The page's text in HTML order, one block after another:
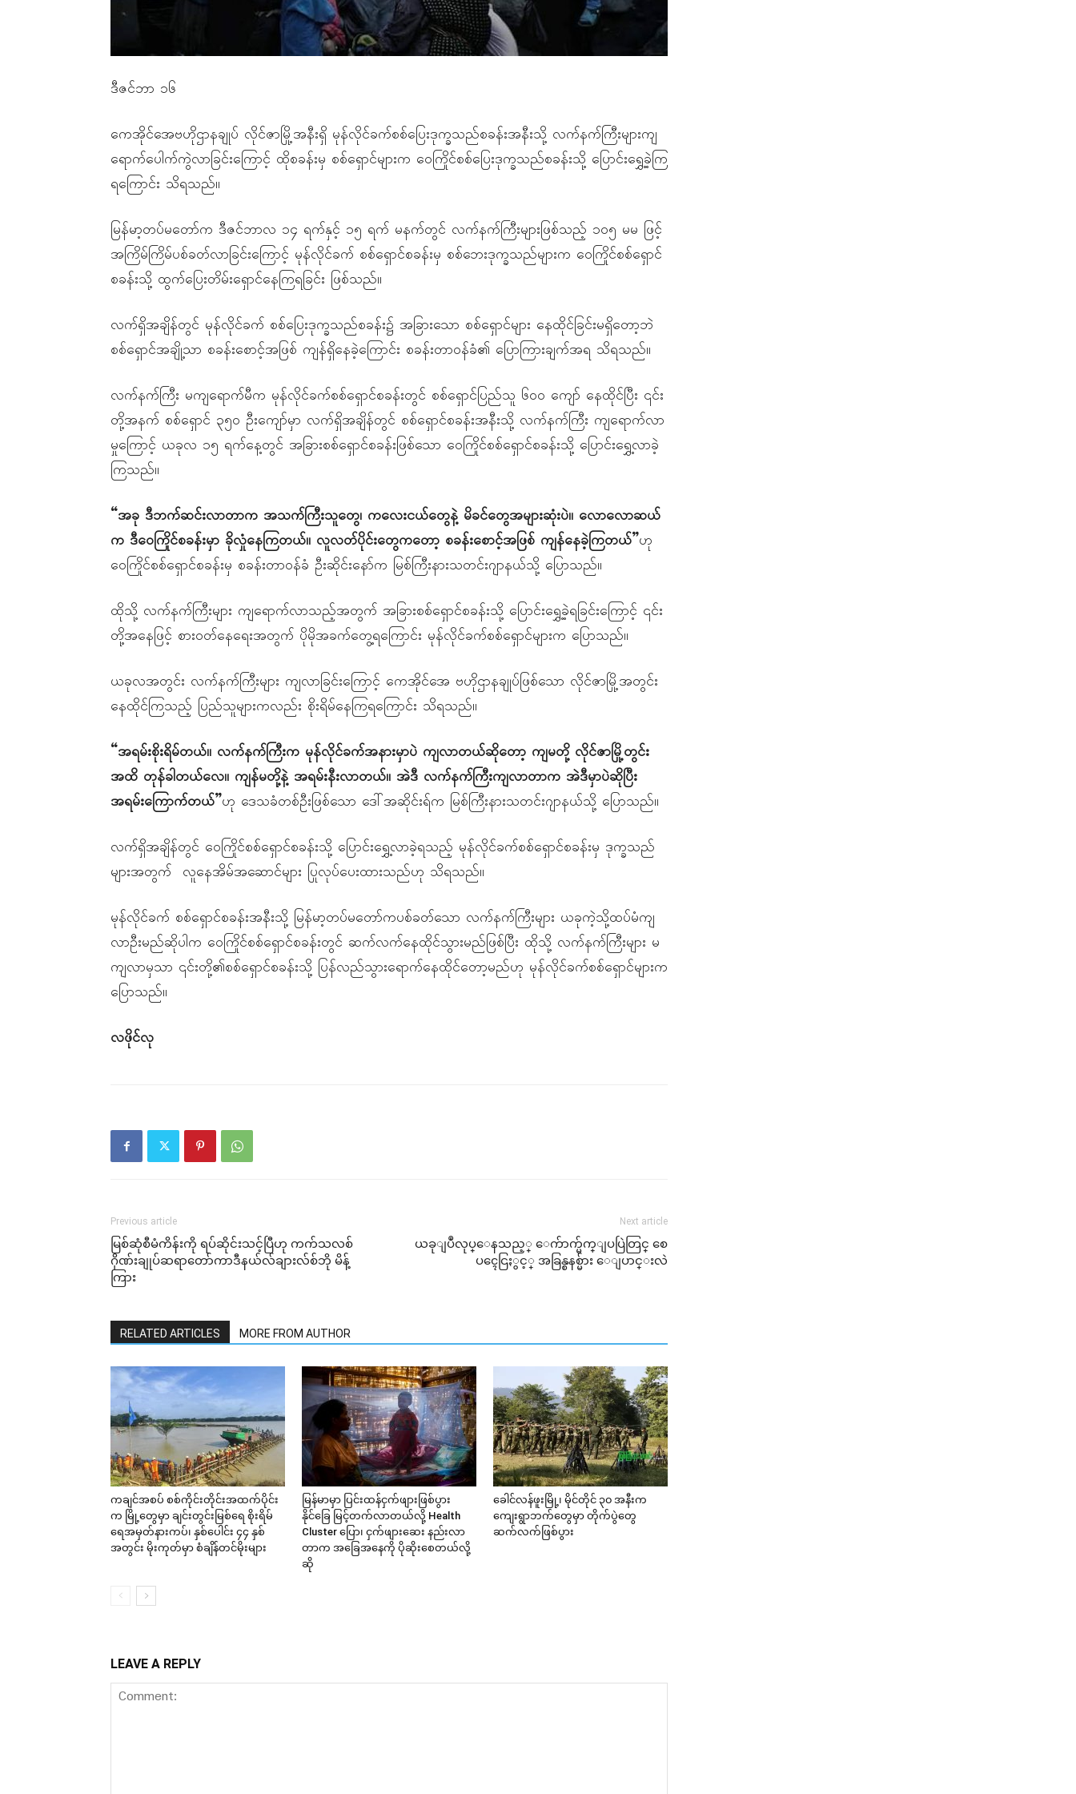
ဒီဇင်ဘာ ၁၆
ကေအိုင်အေဗဟိုဌာနချုပ် လိုင်ဇာမြို့အနီးရှိ မုန်လိုင်ခက်စစ်ပြေးဒုက္ခသည်စခန်းအနီးသို့ လက်နက်ကြီးများကျ
ရောက်ပေါက်ကွဲလာခြင်းကြောင့် ထိုစခန်းမှ စစ်ရှောင်များက ဝေကြိုင်စစ်ပြေးဒုက္ခသည်စခန်းသို့ ပြောင်းရွှေ့ခဲ့ကြ
ရကြောင်း သိရသည်။
မြန်မာ့တပ်မတော်က ဒီဇင်ဘာလ ၁၄ ရက်နှင့် ၁၅ ရက် မနက်တွင် လက်နက်ကြီးများဖြစ်သည့် ၁၀၅ မမ ဖြင့်
အကြိမ်ကြိမ်ပစ်ခတ်လာခြင်းကြောင့် မုန်လိုင်ခက် စစ်ရှောင်စခန်းမှ စစ်ဘေးဒုက္ခသည်များက ဝေကြိုင်စစ်ရှောင်
စခန်းသို့ ထွက်ပြေးတိမ်းရှောင်နေကြရခြင်း ဖြစ်သည်။
လက်ရှိအချိန်တွင် မုန်လိုင်ခက် စစ်ပြေးဒုက္ခသည်စခန်း၌ အခြားသော စစ်ရှောင်များ နေထိုင်ခြင်းမရှိတော့ဘဲ
စစ်ရှောင်အချို့သာ စခန်းစောင့်အဖြစ် ကျန်ရှိနေခဲ့ကြောင်း စခန်းတာဝန်ခံ၏ ပြောကြားချက်အရ သိရသည်။
လက်နက်ကြီး မကျရောက်မီက မုန်လိုင်ခက်စစ်ရှောင်စခန်းတွင် စစ်ရှောင်ပြည်သူ ၆၀၀ ကျော် နေထိုင်ပြီး ၎င်း
တို့အနက် စစ်ရှောင် ၃၅၀ ဦးကျော်မှာ လက်ရှိအချိန်တွင် စစ်ရှောင်စခန်းအနီးသို့ လက်နက်ကြီး ကျရောက်လာ
မှုကြောင့် ယခုလ ၁၅ ရက်နေ့တွင် အခြားစစ်ရှောင်စခန်းဖြစ်သော ဝေကြိုင်စစ်ရှောင်စခန်းသို့ ပြောင်းရွှေ့လာခဲ့
ကြသည်။
“အခု ဒီဘက်ဆင်းလာတာက အသက်ကြီးသူတွေ၊ ကလေးငယ်တွေနဲ့ မိခင်တွေအများဆုံးပဲ။ လောလောဆယ်
က ဒီဝေကြိုင်စခန်းမှာ ခိုလှုံနေကြတယ်။ လူလတ်ပိုင်းတွေကတော့ စခန်းစောင့်အဖြစ် ကျန်နေခဲ့ကြတယ်”ဟု
ဝေကြိုင်စစ်ရှောင်စခန်းမှ စခန်းတာဝန်ခံ ဦးဆိုင်းနော်က မြစ်ကြီးနားသတင်းဂျာနယ်သို့ ပြောသည်။
ထိုသို့ လက်နက်ကြီးများ ကျရောက်လာသည့်အတွက် အခြားစစ်ရှောင်စခန်းသို့ ပြောင်းရွှေ့ခဲ့ရခြင်းကြောင့် ၎င်း
တို့အနေဖြင့် စားဝတ်နေရေးအတွက် ပိုမိုအခက်တွေ့ရကြောင်း မုန်လိုင်ခက်စစ်ရှောင်များက ပြောသည်။
ယခုလအတွင်း လက်နက်ကြီးများ ကျလာခြင်းကြောင့် ကေအိုင်အေ ဗဟိုဌာနချုပ်ဖြစ်သော လိုင်ဇာမြို့အတွင်း
နေထိုင်ကြသည့် ပြည်သူများကလည်း စိုးရိမ်နေကြရကြောင်း သိရသည်။
“အရမ်းစိုးရိမ်တယ်။ လက်နက်ကြီးက မုန်လိုင်ခက်အနားမှာပဲ ကျလာတယ်ဆိုတော့ ကျမတို့ လိုင်ဇာမြို့တွင်း
အထိ တုန်ခါတယ်လေ။ ကျန်မတို့နဲ့ အရမ်းနီးလာတယ်။ အဲဒီ လက်နက်ကြီးကျလာတာက အဲဒီမှာပဲဆိုပြီး
အရမ်းကြောက်တယ်”ဟု ဒေသခံတစ်ဦးဖြစ်သော ဒေါ်အဆိုင်းရ်က မြစ်ကြီးနားသတင်းဂျာနယ်သို့ ပြောသည်။
လက်ရှိအချိန်တွင် ဝေကြိုင်စစ်ရှောင်စခန်းသို့ ပြောင်းရွှေ့လာခဲ့ရသည့် မုန်လိုင်ခက်စစ်ရှောင်စခန်းမှ ဒုက္ခသည်
များအတွက် လူနေအိမ်အဆောင်များ ပြုလုပ်ပေးထားသည်ဟု သိရသည်။
မုန်လိုင်ခက် စစ်ရှောင်စခန်းအနီးသို့ မြန်မာ့တပ်မတော်ကပစ်ခတ်သော လက်နက်ကြီးများ ယခုကဲ့သို့ထပ်မံကျ
လာဦးမည်ဆိုပါက ဝေကြိုင်စစ်ရှောင်စခန်းတွင် ဆက်လက်နေထိုင်သွားမည်ဖြစ်ပြီး ထိုသို့ လက်နက်ကြီးများ မ
ကျလာမှသာ ၎င်းတို့၏စစ်ရှောင်စခန်းသို့ ပြန်လည်သွားရောက်နေထိုင်တော့မည်ဟု မုန်လိုင်ခက်စစ်ရှောင်များက
ပြောသည်။
လဖိုင်လု
Previous article
မြစ်ဆုံစီမံကိန်းကို ရပ်ဆိုင်းသင့်ပြီဟု ကက်သလစ်
ဂိုဏ်းချုပ်ဆရာတော်ကာဒီနယ်လ်ချားလ်စ်ဘို မိန့်
ကြား
Next article
ယခုျပဳလုပ္ေနသည့္ ေက်ာက္မ်က္ျပပြဲတြင္ စေ
ပၚေငြႏွင့္ အခြန္စနစ္မ်ား ေျပာင္းလဲ
RELATED ARTICLES MORE FROM AUTHOR
ကချင်အစပ် စစ်ကိုင်းတိုင်းအထက်ပိုင်း
က မြို့တွေမှာ ချင်းတွင်းမြစ်ရေ စိုးရိမ်
ရေအမှတ်နားကပ်၊ နှစ်ပေါင်း ၄၄ နှစ်
အတွင်း မိုးကုတ်မှာ စံချိန်တင်မိုးများ
မြန်မာမှာ ပြင်းထန်ငှက်ဖျားဖြစ်ပွား
နိုင်ခြေ မြင့်တက်လာတယ်လို့ Health
Cluster ပြော၊ ငှက်ဖျားဆေး နည်းလာ
တာက အခြေအနေကို ပိုဆိုးစေတယ်လို့
ဆို
ခေါင်လန်ဖူးမြို့၊ မိုင်တိုင် ၃၀ အနီးက
ကျေးရွာဘက်တွေမှာ တိုက်ပွဲတွေ
ဆက်လက်ဖြစ်ပွား
LEAVE A REPLY